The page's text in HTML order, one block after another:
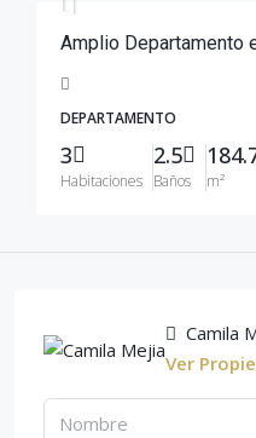
Amplio Departamento
DEPARTAMENTO
3
Habitaciones
2.5
Baños m²
Camila
Ver